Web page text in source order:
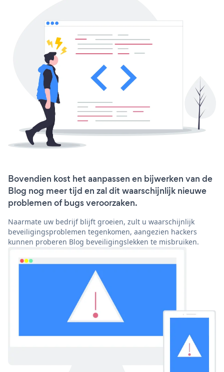
Bovendien kost het aanpassen en bijwerken van de
Blog nog meer tijd en zal dit waarschijnlijk nieuwe
problemen of bugs veroorzaken.
Naarmate uw bedrijf blijft groeien, zult u waarschijnlijk
beveiligingsproblemen tegenkomen, aangezien hackers
kunnen proberen Blog beveiligingslekken te misbruiken.